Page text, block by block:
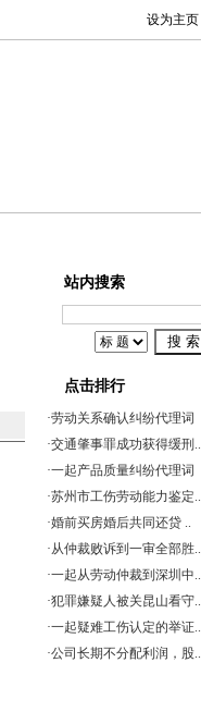
设为主页
站内搜索
点击排行
·劳动关系确认纠纷代理词
·交通肇事罪成功获得缓刑..
·一起产品质量纠纷代理词
·苏州市工伤劳动能力鉴定..
·婚前买房婚后共同还贷 ..
·从仲裁败诉到一审全部胜..
·一起从劳动仲裁到深圳中..
·犯罪嫌疑人被关昆山看守..
·一起疑难工伤认定的举证..
·公司长期不分配利润，股..